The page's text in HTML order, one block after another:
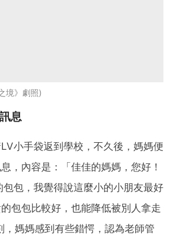
境》劇照
息
小手袋返到學校，不久後，媽媽便
，內容是：「佳佳的媽媽，您好！
包，我覺得說這麼小的小朋友最好
包包比較好，也能降低被別人拿走
，媽媽感到有些錯愕，認為老師管